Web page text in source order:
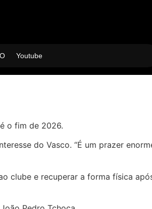
Youtube
o fim de 2026.
do Vasco. “É um prazer
clube e recuperar a forma física